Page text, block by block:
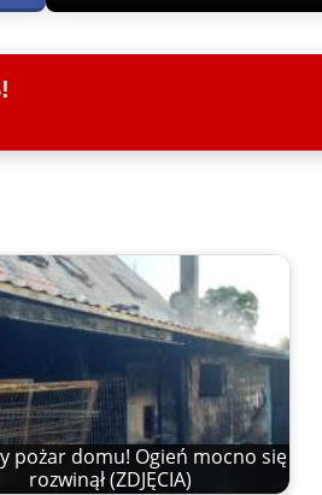
pożar domu! Ogień mocno się
rozwinął (ZDJĘCIA)